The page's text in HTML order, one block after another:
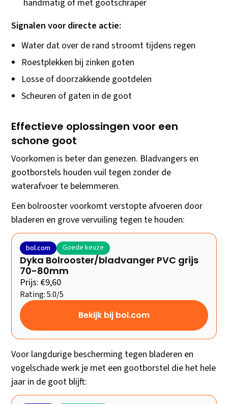
handmatig of met gootschraper
Signalen voor directe actie:
Water dat over de rand stroomt tijdens regen
Roestplekken bij zinken goten
Losse of doorzakkende gootdelen
Scheuren of gaten in de goot
Effectieve oplossingen voor een
schone goot
Voorkomen is beter dan genezen. Bladvangers en
gootborstels houden vuil tegen zonder de
waterafvoer te belemmeren.
Een bolrooster voorkomt verstopte afvoeren door
bladeren en grove vervuiling tegen te houden:
bol.com Goede keuze
Dyka Bolrooster/bladvanger PVC grijs
70-80mm
Prijs: €9,60
Rating: 5.0/5
Bekijk bij bol.com
Voor langdurige bescherming tegen bladeren en
vogelschade werk je met een gootborstel die het hele
jaar in de goot blijft: